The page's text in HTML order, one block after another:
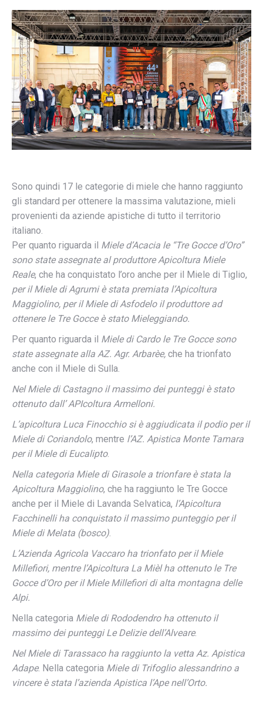
Sono quindi 17 le categorie di miele che hanno raggiunto
gli standard per ottenere la massima valutazione, mieli
provenienti da aziende apistiche di tutto il territorio
italiano.
Per quanto riguarda il Miele d’Acacia le “Tre Gocce d’Oro”
sono state assegnate al produttore Apicoltura Miele
Reale, che ha conquistato l’oro anche per il Miele di Tiglio,
per il Miele di Agrumi è stata premiata l’Apicoltura
Maggiolino, per il Miele di Asfodelo il produttore ad
ottenere le Tre Gocce è stato Mieleggiando.
Per quanto riguarda il Miele di Cardo le Tre Gocce sono
state assegnate alla AZ. Agr. Arbarèe, che ha trionfato
anche con il Miele di Sulla.
Nel Miele di Castagno il massimo dei punteggi è stato
ottenuto dall’ APIcoltura Armelloni.
L’apicoltura Luca Finocchio si è aggiudicata il podio per il
Miele di Coriandolo, mentre l’AZ. Apistica Monte Tamara
per il Miele di Eucalipto.
Nella categoria Miele di Girasole a trionfare è stata la
Apicoltura Maggiolino, che ha raggiunto le Tre Gocce
anche per il Miele di Lavanda Selvatica, l’Apicoltura
Facchinelli ha conquistato il massimo punteggio per il
Miele di Melata (bosco).
L’Azienda Agricola Vaccaro ha trionfato per il Miele
Millefiori, mentre l’Apicoltura La Mièl ha ottenuto le Tre
Gocce d’Oro per il Miele Millefiori di alta montagna delle
Alpi.
Nella categoria Miele di Rododendro ha ottenuto il
massimo dei punteggi Le Delizie dell’Alveare.
Nel Miele di Tarassaco ha raggiunto la vetta Az. Apistica
Adape. Nella categoria Miele di Trifoglio alessandrino a
vincere è stata l’azienda Apistica l’Ape nell’Orto.